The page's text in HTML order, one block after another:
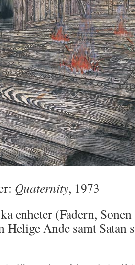
Quaternity, 1973
enheter (Fadern,
Helige Ande samt Satan